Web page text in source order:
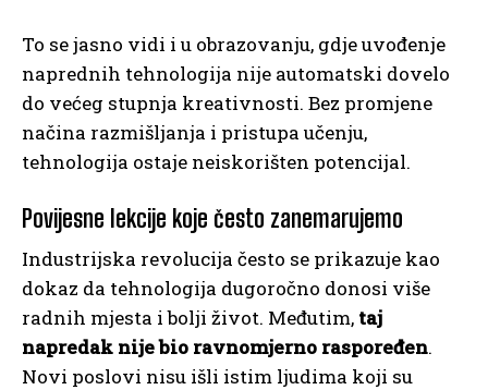
To se jasno vidi i u obrazovanju, gdje uvođenje
naprednih tehnologija nije automatski dovelo
do većeg stupnja kreativnosti. Bez promjene
načina razmišljanja i pristupa učenju,
tehnologija ostaje neiskorišten potencijal.
Povijesne lekcije koje često zanemarujemo
Industrijska revolucija često se prikazuje kao
dokaz da tehnologija dugoročno donosi više
radnih mjesta i bolji život. Međutim, taj
napredak nije bio ravnomjerno raspoređen.
Novi poslovi nisu išli istim ljudima koji su